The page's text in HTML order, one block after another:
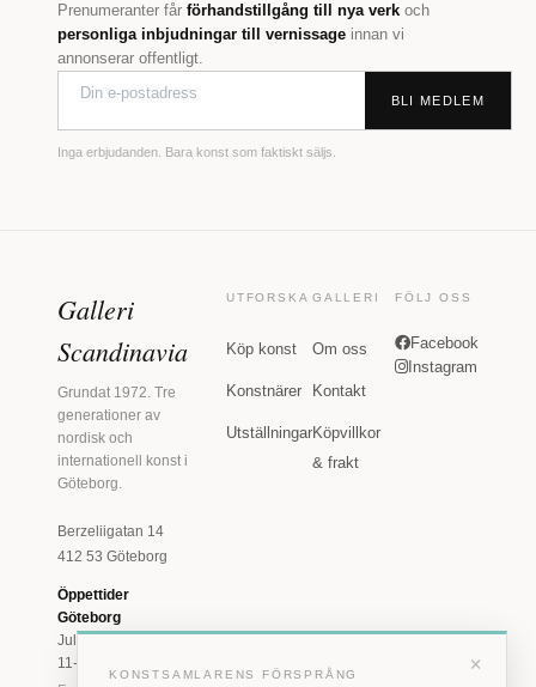
Prenumeranter får förhandstillgång till nya verk och
personliga inbjudningar till vernissage innan vi
annonserar offentligt.
BLI MEDLEM
Inga erbjudanden. Bara konst som faktiskt säljs.
Galleri
Scandinavia
Grundat 1972. Tre
generationer av
nordisk och
internationell konst i
Göteborg.
Berzeliigatan 14
412 53 Göteborg
Öppettider
Göteborg
Juli: Tis 11-18 · Lör
11-16
UTFORSKA
Köp konst
Konstnärer
Utställningar
GALLERI
Om oss
Kontakt
Köpvillkor
& frakt
FÖLJ OSS
Facebook
Instagram
×
KONSTSAMLARENS FÖRSPRÅNG